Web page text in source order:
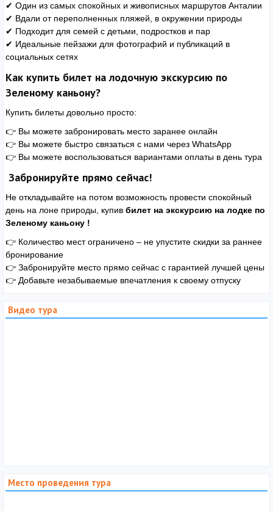
✔ Один из самых спокойных и живописных маршрутов Анталии
✔ Вдали от переполненных пляжей, в окружении природы
✔ Подходит для семей с детьми, подростков и пар
✔ Идеальные пейзажи для фотографий и публикаций в
социальных сетях
Как купить билет на лодочную экскурсию по
Зеленому каньону?
Купить билеты довольно просто:
👉 Вы можете забронировать место заранее онлайн
👉 Вы можете быстро связаться с нами через WhatsApp
👉 Вы можете воспользоваться вариантами оплаты в день тура
Забронируйте прямо сейчас!
Не откладывайте на потом возможность провести спокойный
день на лоне природы, купив билет на экскурсию на лодке по
Зеленому каньону !
👉 Количество мест ограничено – не упустите скидки за раннее
бронирование
👉 Забронируйте место прямо сейчас с гарантией лучшей цены
👉 Добавьте незабываемые впечатления к своему отпуску
Видео тура
Место проведения тура